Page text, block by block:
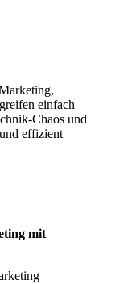
einfach
Chaos und
effizient
mit